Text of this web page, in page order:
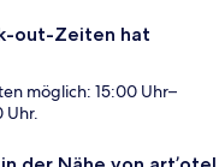
out-Zeiten hat
möglich: 15:00 Uhr–
Uhr.